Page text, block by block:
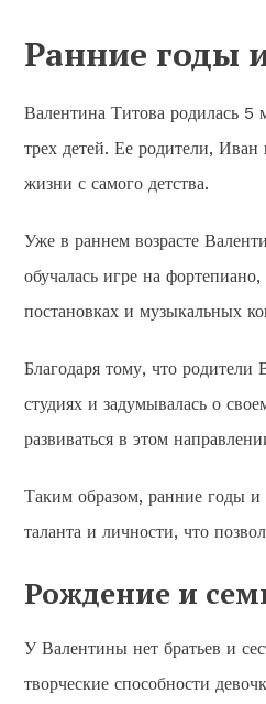
Ранние годы
Валентина Титова родилась 5
трех детей. Ее родители,
жизни с самого детства.
Уже в раннем возрасте
обучалась игре на
постановках и музыкальных
Благодаря тому, что
студиях и задумывалась о
развиваться в этом
Таким образом, ранние годы и
таланта и личности, что
Рождение и
У Валентины нет братьев и
творческие способности